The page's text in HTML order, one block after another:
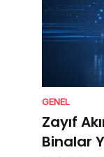
GENEL
Zayıf
Binalar